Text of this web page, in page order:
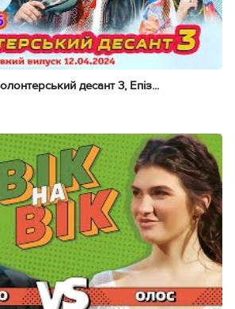
десант 3, Епіз...